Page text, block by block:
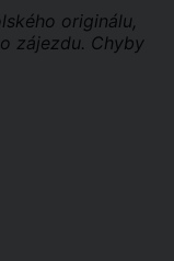
originálu,
zájezdu. Chyby